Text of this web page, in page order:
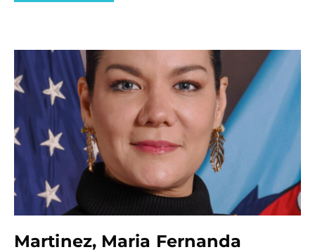
Martinez, Maria Fernanda